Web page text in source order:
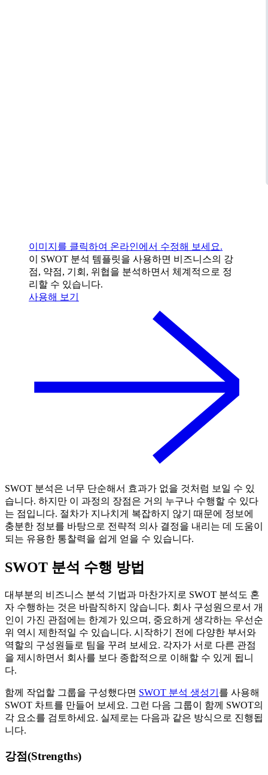
이미지를 클릭하여 온라인에서 수정해 보세요.
이 SWOT 분석 템플릿을 사용하면 비즈니스의 강
점, 약점, 기회, 위협을 분석하면서 체계적으로 정
리할 수 있습니다.
사용해 보기
SWOT 분석은 너무 단순해서 효과가 없을 것처럼 보일 수 있
습니다. 하지만 이 과정의 장점은 거의 누구나 수행할 수 있다
는 점입니다. 절차가 지나치게 복잡하지 않기 때문에 정보에
충분한 정보를 바탕으로 전략적 의사 결정을 내리는 데 도움이
되는 유용한 통찰력을 쉽게 얻을 수 있습니다.
SWOT 분석 수행 방법
대부분의 비즈니스 분석 기법과 마찬가지로 SWOT 분석도 혼
자 수행하는 것은 바람직하지 않습니다. 회사 구성원으로서 개
인이 가진 관점에는 한계가 있으며, 중요하게 생각하는 우선순
위 역시 제한적일 수 있습니다. 시작하기 전에 다양한 부서와
역할의 구성원들로 팀을 꾸려 보세요. 각자가 서로 다른 관점
을 제시하면서 회사를 보다 종합적으로 이해할 수 있게 됩니
다.
함께 작업할 그룹을 구성했다면 SWOT 분석 생성기 를 사용해
SWOT 차트를 만들어 보세요. 그런 다음 그룹이 함께 SWOT의
각 요소를 검토하세요. 실제로는 다음과 같은 방식으로 진행됩
니다.
강점(Strengths)